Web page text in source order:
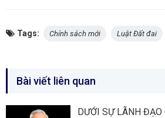
Tags: Chính sách mới Luật Đất đai
Bài viết liên quan
DƯỚI SỰ LÃNH ĐẠO